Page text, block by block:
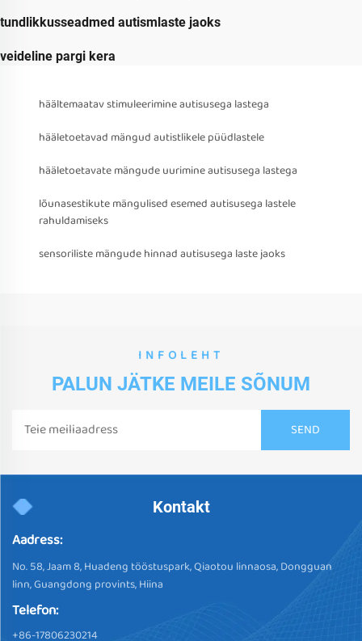
tundlikkusseadmed autismlaste jaoks
veideline pargi kera
häältemaatav stimuleerimine autisusega lastega
hääletoetavad mängud autistlikele püüdlastele
hääletoetavate mängude uurimine autisusega lastega
lõunasestikute mängulised esemed autisusega lastele
rahuldamiseks
sensoriliste mängude hinnad autisusega laste jaoks
INFOLEHT
PALUN JÄTKE MEILE SÕNUM
Kontakt
Aadress:
No. 58, Jaam 8, Huadeng tööstuspark, Qiaotou linnaosa, Dongguan
linn, Guangdong provints, Hiina
Telefon:
+86-17806230214